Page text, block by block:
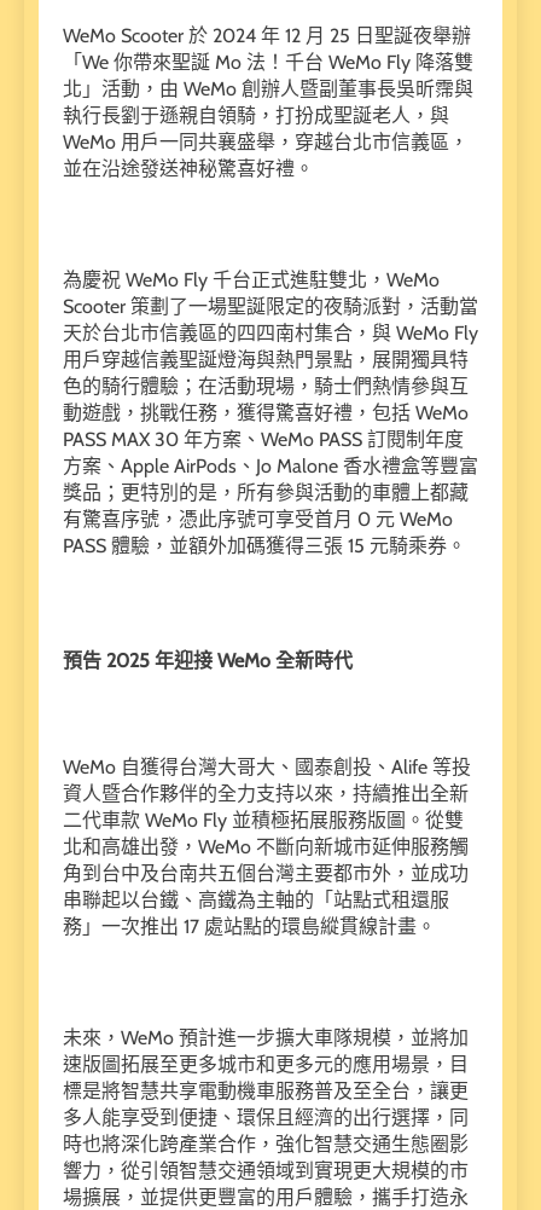
WeMo Scooter 於 2024 年 12 月 25 日聖誕夜舉辦
「We 你帶來聖誕 Mo 法！千台 WeMo Fly 降落雙
北」活動，由 WeMo 創辦人暨副董事長吳昕霈與
執行長劉于遜親自領騎，打扮成聖誕老人，與
WeMo 用戶一同共襄盛舉，穿越台北市信義區，
並在沿途發送神秘驚喜好禮。
為慶祝 WeMo Fly 千台正式進駐雙北，WeMo
Scooter 策劃了一場聖誕限定的夜騎派對，活動當
天於台北市信義區的四四南村集合，與 WeMo Fly
用戶穿越信義聖誕燈海與熱門景點，展開獨具特
色的騎行體驗；在活動現場，騎士們熱情參與互
動遊戲，挑戰任務，獲得驚喜好禮，包括 WeMo
PASS MAX 30 年方案、WeMo PASS 訂閱制年度
方案、Apple AirPods、Jo Malone 香水禮盒等豐富
獎品；更特別的是，所有參與活動的車體上都藏
有驚喜序號，憑此序號可享受首月 0 元 WeMo
PASS 體驗，並額外加碼獲得三張 15 元騎乘券。
預告 2025 年迎接 WeMo 全新時代
WeMo 自獲得台灣大哥大、國泰創投、Alife 等投
資人暨合作夥伴的全力支持以來，持續推出全新
二代車款 WeMo Fly 並積極拓展服務版圖。從雙
北和高雄出發，WeMo 不斷向新城市延伸服務觸
角到台中及台南共五個台灣主要都市外，並成功
串聯起以台鐵、高鐵為主軸的「站點式租還服
務」一次推出 17 處站點的環島縱貫線計畫。
未來，WeMo 預計進一步擴大車隊規模，並將加
速版圖拓展至更多城市和更多元的應用場景，目
標是將智慧共享電動機車服務普及至全台，讓更
多人能享受到便捷、環保且經濟的出行選擇，同
時也將深化跨產業合作，強化智慧交通生態圈影
響力，從引領智慧交通領域到實現更大規模的市
場擴展，並提供更豐富的用戶體驗，攜手打造永